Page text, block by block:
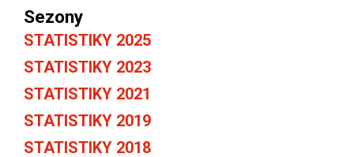
Sezony
STATISTIKY 2025
STATISTIKY 2023
STATISTIKY 2021
STATISTIKY 2019
STATISTIKY 2018